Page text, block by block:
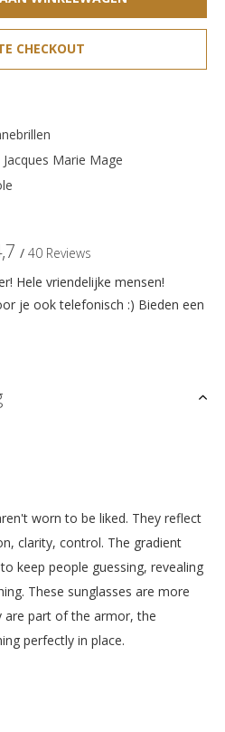
CHECKOUT
Marie Mage
/ 40 Reviews
Hele vriendelijke mensen!
je ook telefonisch :) Bieden een
worn to be liked. They reflect
clarity, control. The gradient
keep people guessing, revealing
These sunglasses are more
are part of the armor, the
perfectly in place.